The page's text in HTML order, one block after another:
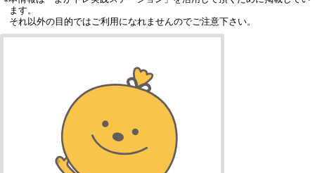
ます。
それ以外の目的ではご利用になれませんのでご注意下さい。